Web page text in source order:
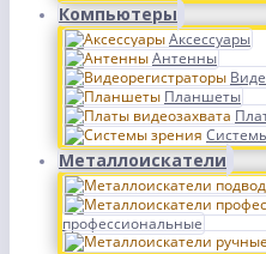
Компьютеры
Аксессуары
Антенны
Планшеты
Металлоискатели
профессиональные